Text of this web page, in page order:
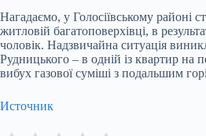
Нагадаємо, у Голосіївському районі
житловій багатоповерхівці, в
чоловік. Надзвичайна ситуація
Рудницького – в одній із квартир на
вибух газової суміші з подальшим
Источник